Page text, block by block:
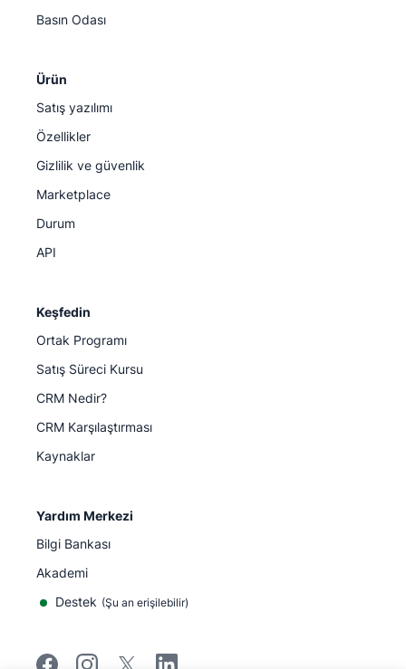
Basın Odası
Ürün
Satış yazılımı
Özellikler
Gizlilik ve güvenlik
Marketplace
Durum
API
Keşfedin
Ortak Programı
Satış Süreci Kursu
CRM Nedir?
CRM Karşılaştırması
Kaynaklar
Yardım Merkezi
Bilgi Bankası
Akademi
Destek (Şu an erişilebilir)